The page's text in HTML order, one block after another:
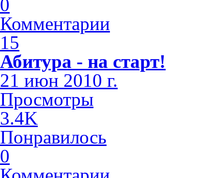
0
Комментарии
15
Абитура - на старт!
21 июн 2010 г.
Просмотры
3.4K
Понравилось
0